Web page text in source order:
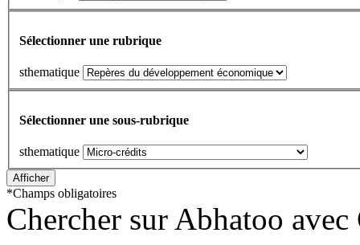
Sélectionner une rubrique
sthematique
Sélectionner une sous-rubrique
sthematique
*Champs obligatoires
Chercher sur Abhatoo